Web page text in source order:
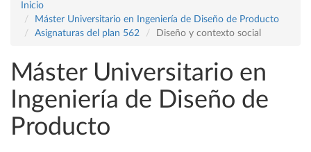
Inicio
Máster Universitario en Ingeniería de Diseño de Producto
Asignaturas del plan 562
Diseño y contexto social
Máster Universitario en
Ingeniería de Diseño de
Producto